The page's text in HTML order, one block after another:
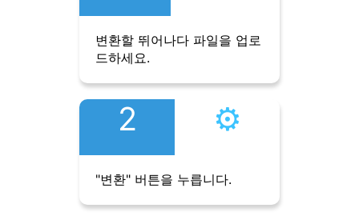
변환할 뛰어나다 파일을 업로
드하세요.
2 ⚙︎
"변환" 버튼을 누릅니다.